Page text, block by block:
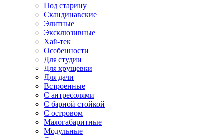
Под старину
Скандинавские
Элитные
Эксклюзивные
Хай-тек
Особенности
Для студии
Для хрущевки
Для дачи
Встроенные
С антресолями
С барной стойкой
С островом
Малогабаритные
Модульные